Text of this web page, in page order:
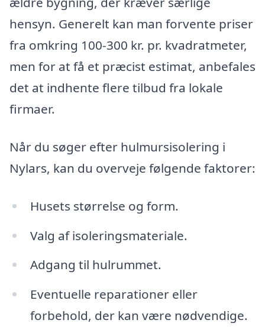
hensyn. Generelt kan man forvente priser
fra omkring 100-300 kr. pr. kvadratmeter,
men for at få et præcist estimat, anbefales
det at indhente flere tilbud fra lokale
firmaer.
Når du søger efter hulmursisolering i
Nylars, kan du overveje følgende faktorer:
Husets størrelse og form.
Valg af isoleringsmateriale.
Adgang til hulrummet.
Eventuelle reparationer eller
forbehold, der kan være nødvendige.